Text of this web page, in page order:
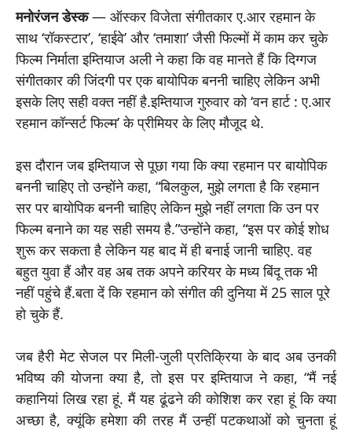
मनोरंजन डेस्क— ऑस्कर विजेता संगीतकार ए.आर रहमान के
साथ ‘रॉकस्टार’, ‘हाईवे’ और ‘तमाशा’ जैसी फिल्मों में काम कर चुके
फिल्म निर्माता इम्तियाज अली ने कहा कि वह मानते हैं कि दिग्गज
संगीतकार की जिंदगी पर एक बायोपिक बननी चाहिए लेकिन अभी
इसके लिए सही वक्त नहीं है.इम्तियाज गुरुवार को ‘वन हार्ट : ए.आर
रहमान कॉन्सर्ट फिल्म’ के प्रीमियर के लिए मौजूद थे.
इस दौरान जब इम्तियाज से पूछा गया कि क्या रहमान पर बायोपिक
बननी चाहिए तो उन्होंने कहा, “बिलकुल, मुझे लगता है कि रहमान
सर पर बायोपिक बननी चाहिए लेकिन मुझे नहीं लगता कि उन पर
फिल्म बनाने का यह सही समय है.”उन्होंने कहा, “इस पर कोई शोध
शुरू कर सकता है लेकिन यह बाद में ही बनाई जानी चाहिए. वह
बहुत युवा हैं और वह अब तक अपने करियर के मध्य बिंदू तक भी
नहीं पहुंचे हैं.बता दें कि रहमान को संगीत की दुनिया में 25 साल पूरे
हो चुके हैं.
जब हैरी मेट सेजल पर मिली-जुली प्रतिक्रिया के बाद अब उनकी
भविष्य की योजना क्या है, तो इस पर इम्तियाज ने कहा, “मैं नई
कहानियां लिख रहा हूं. मैं यह ढूंढने की कोशिश कर रहा हूं कि क्या
अच्छा है, क्यूंकि हमेशा की तरह मैं उन्हीं पटकथाओं को चुनता हूं